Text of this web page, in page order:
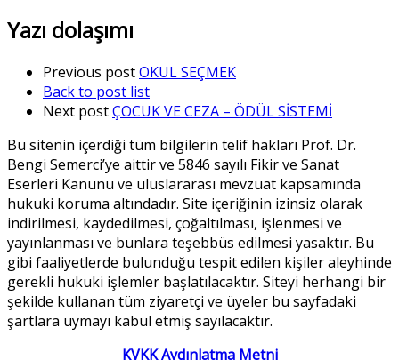
Yazı dolaşımı
Previous postOKUL SEÇMEK
Back to post list
Next postÇOCUK VE CEZA – ÖDÜL SİSTEMİ
Bu sitenin içerdiği tüm bilgilerin telif hakları Prof. Dr.
Bengi Semerci’ye aittir ve 5846 sayılı Fikir ve Sanat
Eserleri Kanunu ve uluslararası mevzuat kapsamında
hukuki koruma altındadır. Site içeriğinin izinsiz olarak
indirilmesi, kaydedilmesi, çoğaltılması, işlenmesi ve
yayınlanması ve bunlara teşebbüs edilmesi yasaktır. Bu
gibi faaliyetlerde bulunduğu tespit edilen kişiler aleyhinde
gerekli hukuki işlemler başlatılacaktır. Siteyi herhangi bir
şekilde kullanan tüm ziyaretçi ve üyeler bu sayfadaki
şartlara uymayı kabul etmiş sayılacaktır.
KVKK Aydınlatma Metni